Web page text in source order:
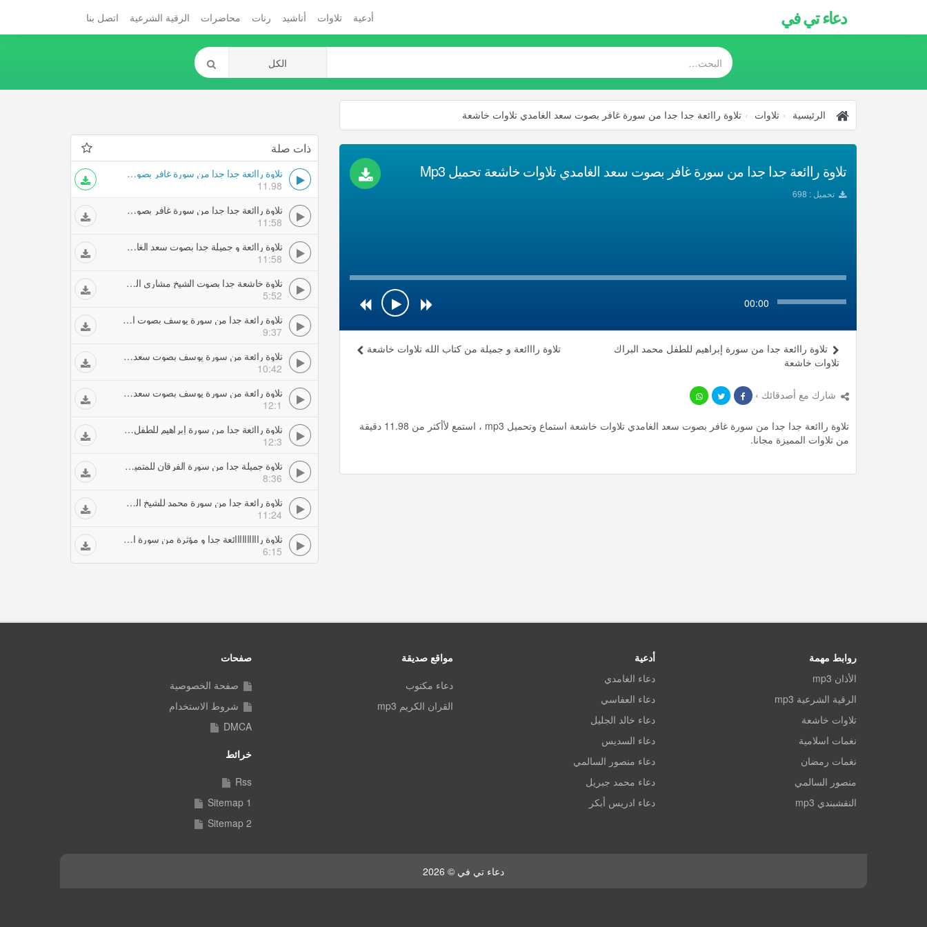
دعاء تي في أدعية تلاوات أناشيد رنات محاضرات الرقية الشرعية اتصل بنا
الرئيسية تلاوات تلاوة راائعة جدا جدا من سورة غافر بصوت سعد الغامدي تلاوات خاشعة
تلاوة راائعة جدا جدا من سورة غافر بصوت سعد الغامدي تلاوات خاشعة تحميل Mp3
تحميل : 698
00:00
تلاوة رااائعة و جميلة من كتاب الله تلاوات خاشعة
تلاوة راائعة جدا من سورة إبراهيم للطفل محمد البراك
تلاوات خاشعة
شارك مع أصدقائك ›
تلاوة راائعة جدا جدا من سورة غافر بصوت سعد الغامدي تلاوات خاشعة استماع وتحميل mp3 ، استمع لأأكثر من 11.98 دقيقة
من تلاوات المميزة مجانا.
ذات صلة
تلاوة راائعة جدا جدا من سورة غافر بصوت سعد الغامدي تلاوات خاشعة
11.98
تلاوة راائعة جدا جدا من سورة غافر بصوت سعد الغامدي تلاوات خاشعة
11:58
تلاوة راائعة و جميلة جدا بصوت سعد الغامدي تلاوات خاشعة
11:58
تلاوة خاشعة جدا بصوت الشيخ مشاري العفاسي من سورة الكهف تلاوات خاشعة
5:52
تلاوة رائعة جدا من سورة يوسف بصوت الطفل البراك تلاوات خاشعة
9:37
تلاوة رائعة من سورة يوسف بصوت سعد الغامدي avi تلاوات خاشعة
10:42
تلاوة رائعة من سورة يوسف بصوت سعد الغامدي تلاوات خاشعة
12:1
تلاوة راائعة جدا من سورة إبراهيم للطفل محمد البراك تلاوات خاشعة
12:3
تلاوة جميلة جدا من سورة الفرقان للمتميز مشاري العفاسي تلاوات خاشعة
8:36
تلاوة رائعة جدا من سورة محمد للشيخ العجمي تلاوات خاشعة
11:24
تلاوة راااااااااائعة جدا و مؤثرة من سورة النمل تلاوات خاشعة
6:15
روابط مهمة
الأذان mp3
الرقية الشرعية mp3
تلاوات خاشعة
نغمات اسلامية
نغمات رمضان
منصور السالمي
النقشبندي mp3
أدعية
دعاء الغامدي
دعاء العفاسي
دعاء خالد الجليل
دعاء السديس
دعاء منصور السالمي
دعاء محمد جبريل
دعاء ادريس أبكر
مواقع صديقة
دعاء مكتوب
القران الكريم mp3
صفحات
صفحة الخصوصية
شروط الاستخدام
DMCA
خرائط
Rss
Sitemap 1
Sitemap 2
دعاء تي في © 2026